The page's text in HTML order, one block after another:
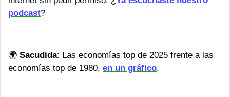
podcast?
🌍 Sacudida: Las economías top de 2025 frente a las
economías top de 1980, en un gráfico.